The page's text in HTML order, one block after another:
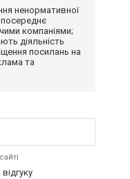
ненормативної
компаніями;
діяльність
посилань на
та